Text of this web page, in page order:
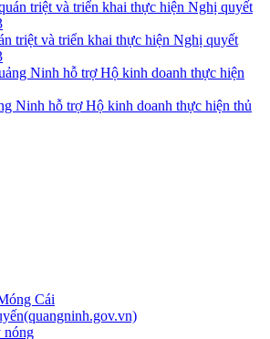
triệt và triển khai thực hiện Nghị quyết
Ninh hỗ trợ Hộ kinh doanh thực hiện thủ